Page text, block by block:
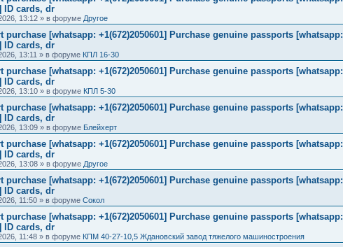
ID cards, dr
13:12 » в форуме Другое
[whatsapp: +1(672)2050601] Purchase genuine passports [whatsapp:
ID cards, dr
13:11 » в форуме КПЛ 16-30
[whatsapp: +1(672)2050601] Purchase genuine passports [whatsapp:
ID cards, dr
13:10 » в форуме КПЛ 5-30
[whatsapp: +1(672)2050601] Purchase genuine passports [whatsapp:
ID cards, dr
13:09 » в форуме Блейхерт
[whatsapp: +1(672)2050601] Purchase genuine passports [whatsapp:
ID cards, dr
13:08 » в форуме Другое
[whatsapp: +1(672)2050601] Purchase genuine passports [whatsapp:
ID cards, dr
11:50 » в форуме Сокол
[whatsapp: +1(672)2050601] Purchase genuine passports [whatsapp:
ID cards, dr
11:48 » в форуме КПМ 40-27-10,5 Ждановский завод тяжелого машиностроения